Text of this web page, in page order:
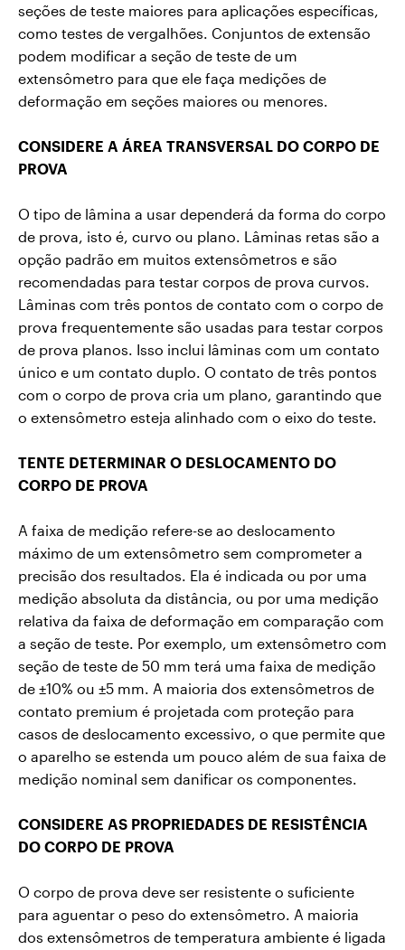
seções de teste maiores para aplicações específicas,
como testes de vergalhões. Conjuntos de extensão
podem modificar a seção de teste de um
extensômetro para que ele faça medições de
deformação em seções maiores ou menores.
CONSIDERE A ÁREA TRANSVERSAL DO CORPO DE
PROVA
O tipo de lâmina a usar dependerá da forma do corpo
de prova, isto é, curvo ou plano. Lâminas retas são a
opção padrão em muitos extensômetros e são
recomendadas para testar corpos de prova curvos.
Lâminas com três pontos de contato com o corpo de
prova frequentemente são usadas para testar corpos
de prova planos. Isso inclui lâminas com um contato
único e um contato duplo. O contato de três pontos
com o corpo de prova cria um plano, garantindo que
o extensômetro esteja alinhado com o eixo do teste.
TENTE DETERMINAR O DESLOCAMENTO DO
CORPO DE PROVA
A faixa de medição refere-se ao deslocamento
máximo de um extensômetro sem comprometer a
precisão dos resultados. Ela é indicada ou por uma
medição absoluta da distância, ou por uma medição
relativa da faixa de deformação em comparação com
a seção de teste. Por exemplo, um extensômetro com
seção de teste de 50 mm terá uma faixa de medição
de ±10% ou ±5 mm. A maioria dos extensômetros de
contato premium é projetada com proteção para
casos de deslocamento excessivo, o que permite que
o aparelho se estenda um pouco além de sua faixa de
medição nominal sem danificar os componentes.
CONSIDERE AS PROPRIEDADES DE RESISTÊNCIA
DO CORPO DE PROVA
O corpo de prova deve ser resistente o suficiente
para aguentar o peso do extensômetro. A maioria
dos extensômetros de temperatura ambiente é ligada